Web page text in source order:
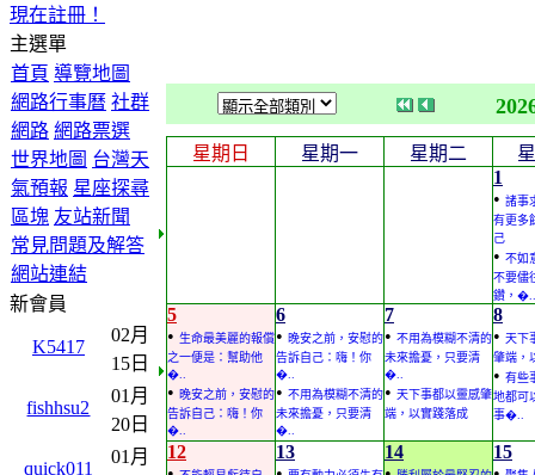
現在註冊！
主選單
首頁 導覽地圖
網路行事曆 社群
網路 網路票選
世界地圖 台灣天
氣預報 星座探尋
區塊 友站新聞
常見問題及解答
網站連結
新會員
K5417
02月
15日
fishhsu2
01月
20日
quick011
01月
星期日 星期一 星期二
1
• 諸事
有更多
己
• 不如
不要儘
鑽，�..
5
• 生命最美麗的報償
之一便是：幫助他
�..
• 晚安之前，安慰的
告訴自己：嗨！你
�..
6
• 晚安之前，安慰的
告訴自己：嗨！你
�..
• 不用為模糊不清的
未來擔憂，只要清
�..
7
• 不用為模糊不清的
未來擔憂，只要清
�..
• 天下事都以靈感肇
端，以實踐落成
8
• 天下
肇端，
• 有些
地都可
事�..
12
13
14
15